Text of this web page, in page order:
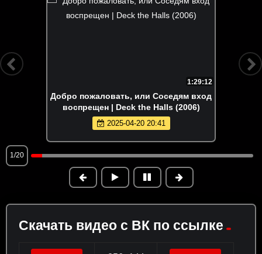
1:29:12
Добро пожаловать, или Соседям вход
воспрещен | Deck the Halls (2006)
2025-04-20 20:41
1/20
Скачать видео с ВК по ссылке